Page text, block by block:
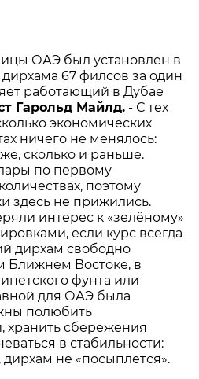
ОАЭ был установлен в
дирхама 67 филсов за один
работающий в Дубае
Гарольд Майлд. - С тех
экономических
ничего не менялось:
сколько и раньше.
по первому
поэтому
здесь не прижились.
интерес к «зелёному»
если курс всегда
дирхам свободно
Ближнем Востоке, в
фунта или
для ОАЭ была
полюбить
хранить сбережения
в стабильности:
не «посыплется».